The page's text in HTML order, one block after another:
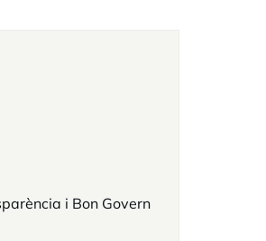
i Bon Govern